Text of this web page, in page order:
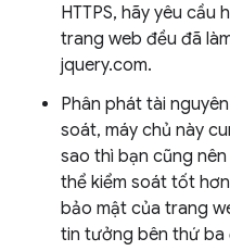
HTTPS, hãy yêu cầu
trang web đều đã
jquery.com.
Phân phát tài
soát, máy chủ này
sao thì bạn cũng
thể kiểm soát tốt
bảo mật của trang
tin tưởng bên thứ ba